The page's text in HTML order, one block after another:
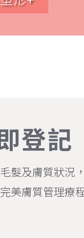
登記
髮及膚質狀況
美膚質管理療